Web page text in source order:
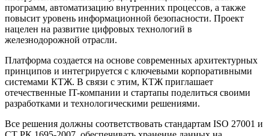
программ, автоматизацию внутренних процессов, а также
повысит уровень информационной безопасности. Проект
нацелен на развитие цифровых технологий в
железнодорожной отрасли.
Платформа создается на основе современных архитектурных
принципов и интегрируется с ключевыми корпоративными
системами КТЖ. В связи с этим, КТЖ приглашает
отечественные IT-компании и стартапы поделиться своими
разработками и технологическими решениями.
Все решения должны соответствовать стандартам ISO 27001 и